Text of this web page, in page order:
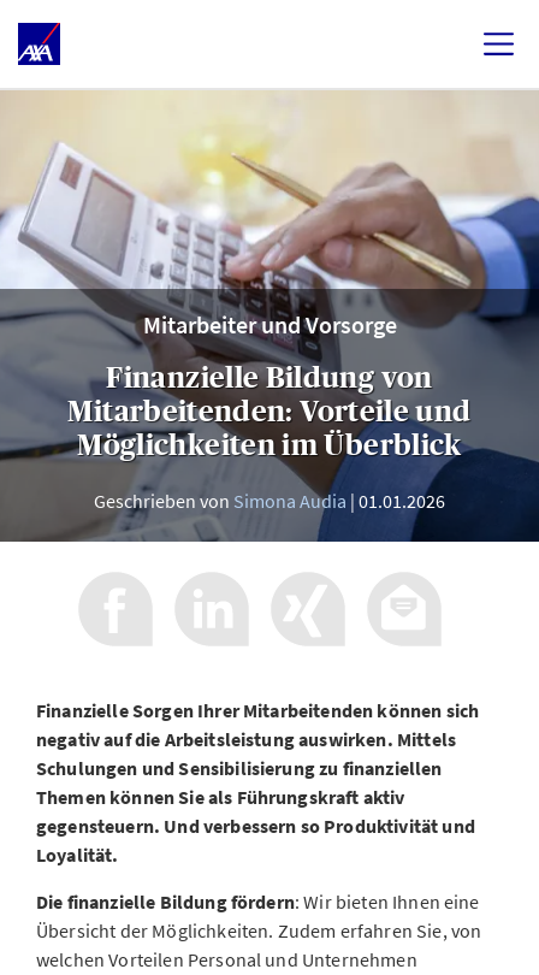
Mitarbeiter und Vorsorge
Finanzielle Bildung von
Mitarbeitenden: Vorteile und
Möglichkeiten im Überblick
Geschrieben von Simona Audia 01.01.2026
Finanzielle Sorgen Ihrer Mitarbeitenden können sich
negativ auf die Arbeitsleistung auswirken. Mittels
Schulungen und Sensibilisierung zu finanziellen
Themen können Sie als Führungskraft aktiv
gegensteuern. Und verbessern so Produktivität und
Loyalität.
Die finanzielle Bildung fördern: Wir bieten Ihnen eine
Übersicht der Möglichkeiten. Zudem erfahren Sie, von
welchen Vorteilen Personal und Unternehmen